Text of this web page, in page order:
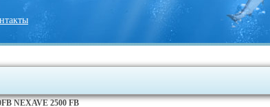
NEXAVE 2500 FB